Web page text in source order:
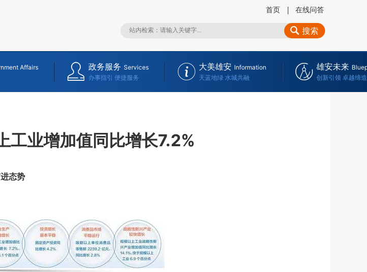
首页 在线问答
搜索
Affairs
政务服务 Services
办事指引 便捷服务
大美雄安 Information
天蓝地绿 水城共融
雄安未来
创新引领 卓越缔造
工业增加值同比增长7.2%
态势